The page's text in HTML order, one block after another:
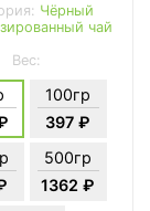
Чёрный
чай
Вес:
100гр
397 ₽
500гр
1362 ₽